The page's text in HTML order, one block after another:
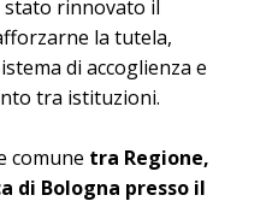
stato rinnovato il
la tutela,
di accoglienza e
tra istituzioni.
comune tra Regione,
di Bologna presso il